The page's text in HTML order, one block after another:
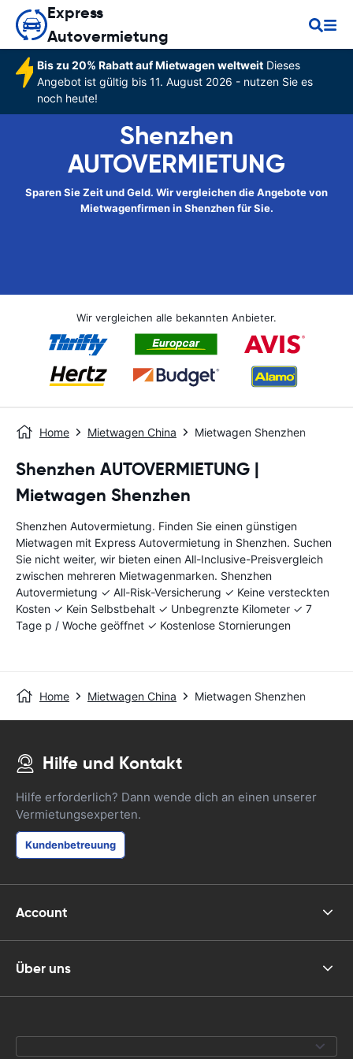
Express
Autovermietung
Bis zu 20% Rabatt auf Mietwagen weltweitDieses
Angebot ist gültig bis 11. August 2026 - nutzen Sie es
noch heute!
Shenzhen
AUTOVERMIETUNG
Sparen Sie Zeit und Geld. Wir vergleichen die Angebote von
Mietwagenfirmen in Shenzhen für Sie.
Wir vergleichen alle bekannten Anbieter.
Home Mietwagen China Mietwagen Shenzhen
Shenzhen AUTOVERMIETUNG |
Mietwagen Shenzhen
Shenzhen Autovermietung. Finden Sie einen günstigen
Mietwagen mit Express Autovermietung in Shenzhen. Suchen
Sie nicht weiter, wir bieten einen All-Inclusive-Preisvergleich
zwischen mehreren Mietwagenmarken. Shenzhen
Autovermietung ✓ All-Risk-Versicherung ✓ Keine versteckten
Kosten ✓ Kein Selbstbehalt ✓ Unbegrenzte Kilometer ✓ 7
Tage p / Woche geöffnet ✓ Kostenlose Stornierungen
Home Mietwagen China Mietwagen Shenzhen
Hilfe und Kontakt
Hilfe erforderlich? Dann wende dich an einen unserer
Vermietungsexperten.
Kundenbetreuung
Account
Über uns